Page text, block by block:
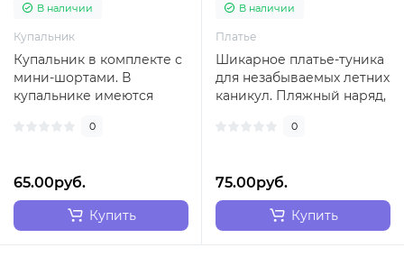
В наличии
Купальник
Купальник в комплекте с
мини-шортами. В
купальнике имеются
0
65.00руб.
Купить
В наличии
Платье
Шикарное платье-туника
для незабываемых летних
каникул. Пляжный наряд,
0
75.00руб.
Купить